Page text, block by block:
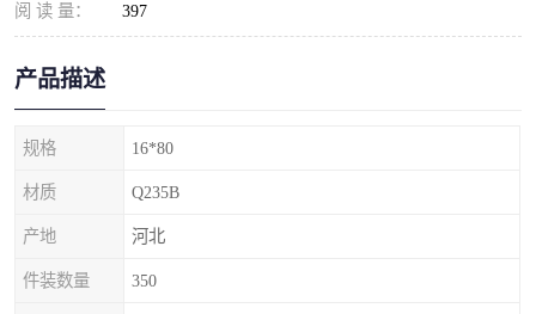
阅 读 量： 397
产品描述
规格 16*80
材质 Q235B
产地 河北
件装数量 350